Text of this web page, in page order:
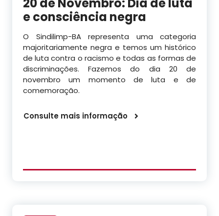
e consciência negra
O Sindilimp-BA representa uma categoria
majoritariamente negra e temos um histórico
de luta contra o racismo e todas as formas de
discriminações. Fazemos do dia 20 de
novembro um momento de luta e de
comemoração.
Consulte mais informação